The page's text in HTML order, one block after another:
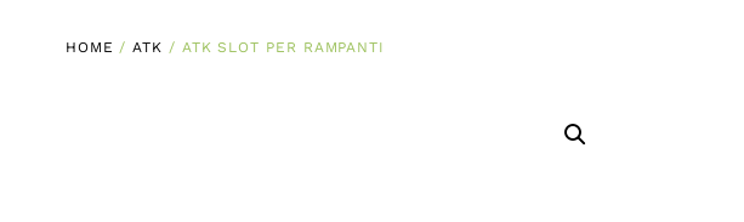
HOME /ATK / ATK SLOT PER RAMPANTI